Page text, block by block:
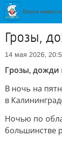
Грозы,
14 мая 2026,
Грозы, дожди
В ночь на
в
Ночью по
большинстве